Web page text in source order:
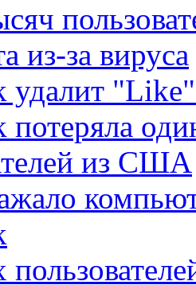
из-за вируса
удалит
потеряла
из США